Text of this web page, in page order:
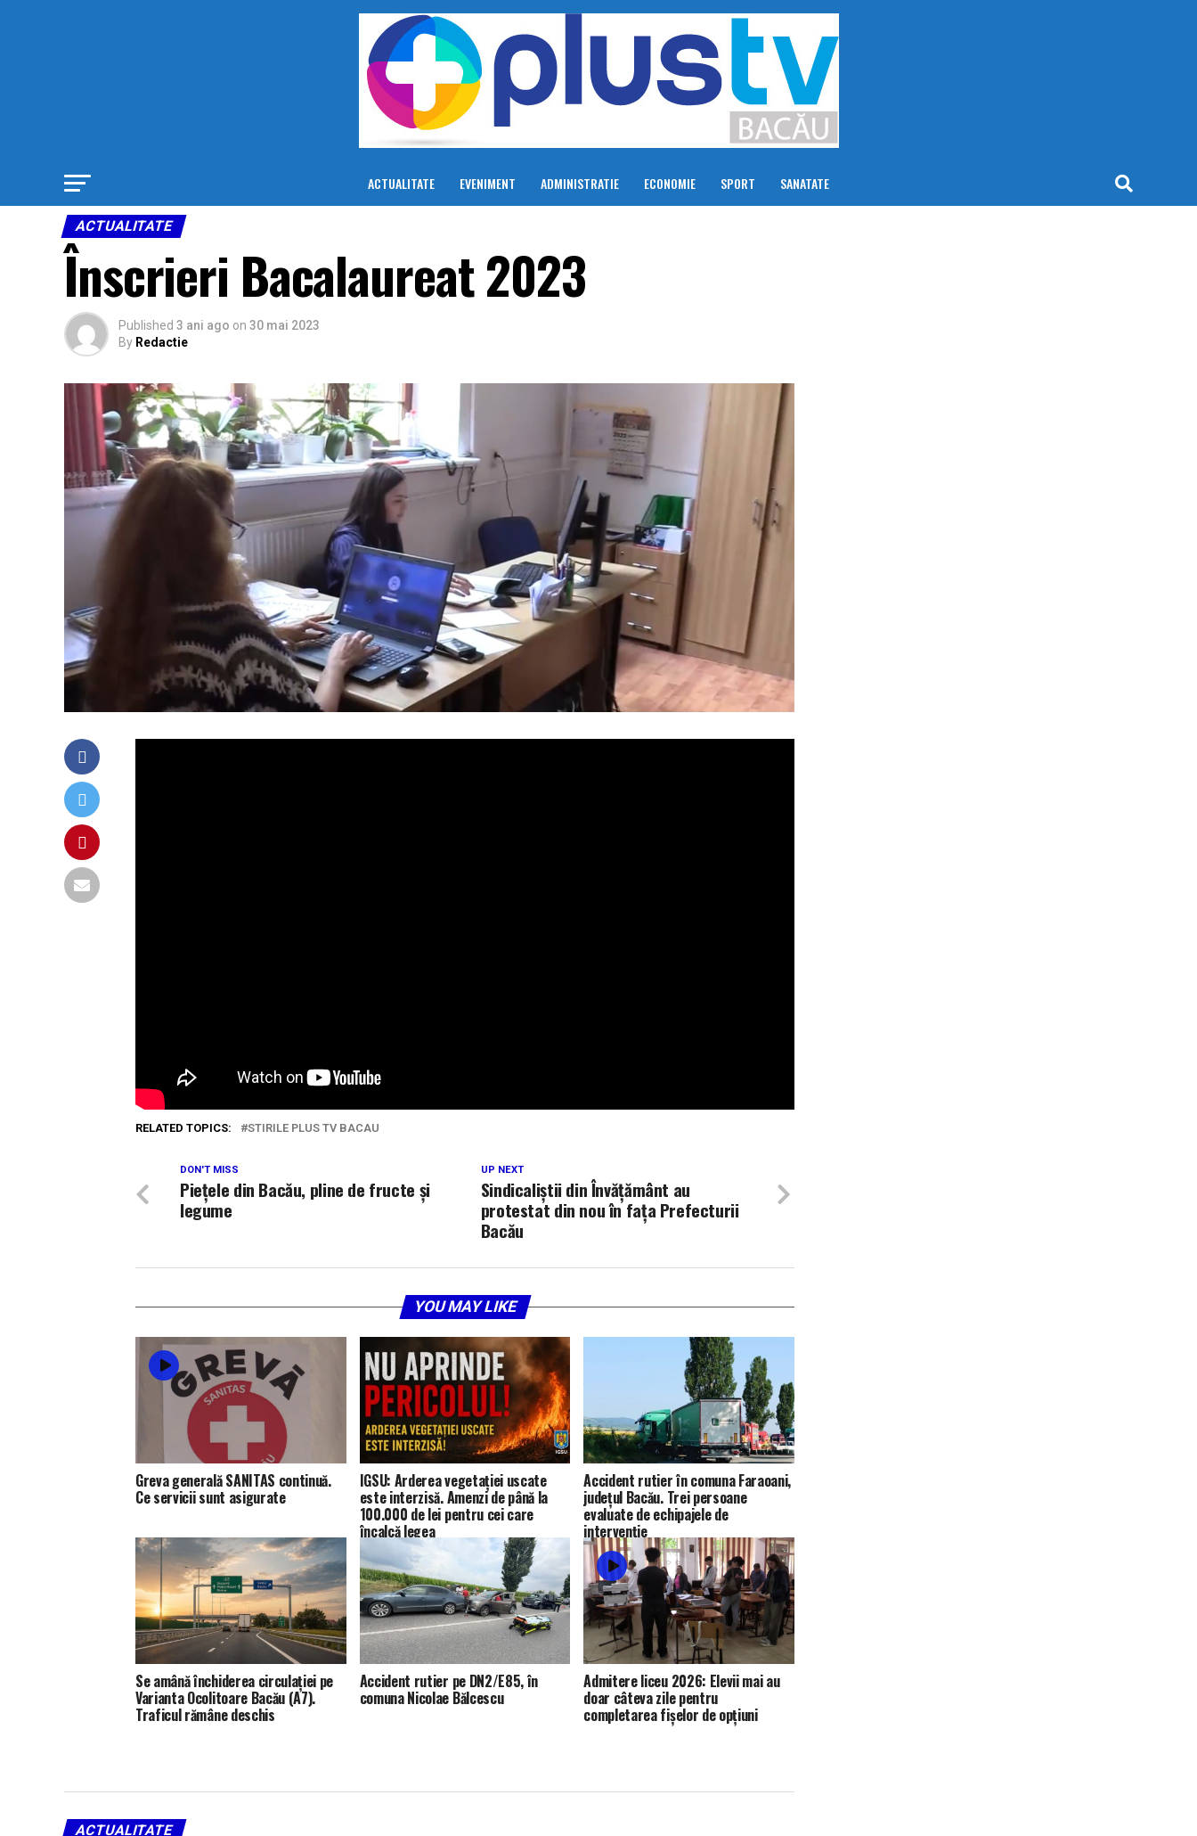
ACTUALITATE EVENIMENT ADMINISTRATIE ECONOMIE SPORT SANATATE
ACTUALITATE
Înscrieri Bacalaureat 2023
Published 3 ani ago on 30 mai 2023
By Redactie
RELATED TOPICS: STIRILE PLUS TV BACAU
UP NEXT
Sindicaliștii din Învățământ au
protestat din nou în fața Prefecturii
Bacău
DON'T MISS
Piețele din Bacău, pline de fructe și
legume
YOU MAY LIKE
Greva generală SANITAS continuă.
Ce servicii sunt asigurate
IGSU: Arderea vegetației uscate
este interzisă. Amenzi de până la
100.000 de lei pentru cei care
încalcă legea
Accident rutier în comuna Faraoani,
județul Bacău. Trei persoane
evaluate de echipajele de
intervenție
Se amână închiderea circulației pe
Varianta Ocolitoare Bacău (A7).
Traficul rămâne deschis
Accident rutier pe DN2/E85, în
comuna Nicolae Bălcescu
Admitere liceu 2026: Elevii mai au
doar câteva zile pentru
completarea fișelor de opțiuni
ACTUALITATE